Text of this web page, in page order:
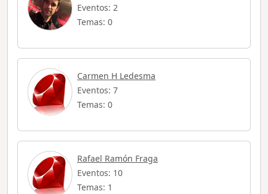
Eventos: 2
Temas: 0
Carmen H Ledesma
Eventos: 7
Temas: 0
Rafael Ramón Fraga
Eventos: 10
Temas: 1